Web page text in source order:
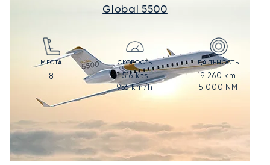
Global 5500
МЕСТА
8
СКОРОСТЬ
516kts
956km/h
ДАЛЬНОСТЬ
9 260 km
5 000 NM